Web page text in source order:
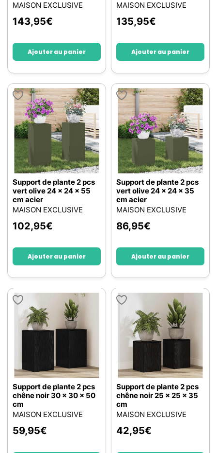
MAISON EXCLUSIVE
143,95€
Ajouter au panier
MAISON EXCLUSIVE
135,95€
Ajouter au panier
Support de plante 2 pcs
vert olive 24 x 24 x 55
cm acier
MAISON EXCLUSIVE
102,95€
Ajouter au panier
Support de plante 2 pcs
vert olive 24 x 24 x 35
cm acier
MAISON EXCLUSIVE
86,95€
Ajouter au panier
Support de plante 2 pcs
chêne noir 30 x 30 x 50
cm
MAISON EXCLUSIVE
59,95€
Support de plante 2 pcs
chêne noir 25 x 25 x 35
cm
MAISON EXCLUSIVE
42,95€